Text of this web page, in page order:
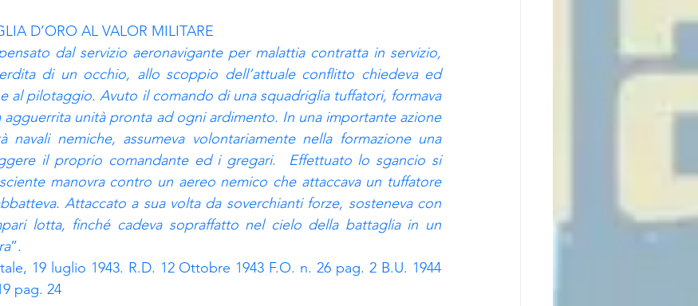
D’ORO AL VALOR MILITARE
dal servizio aeronavigante per malattia contratta in servizio,
di un occhio, allo scoppio dell’attuale conflitto chiedeva ed
al pilotaggio. Avuto il comando di una squadriglia tuffatori, formava
unità pronta ad ogni ardimento. In una importante azione
nemiche, assumeva volontariamente nella formazione una
il proprio comandante ed i gregari. Effettuato lo sgancio si
manovra contro un aereo nemico che attaccava un tuffatore
Attaccato a sua volta da soverchianti forze, sosteneva con
lotta, finché cadeva sopraffatto nel cielo della battaglia in un
”.
19 luglio 1943. R.D. 12 Ottobre 1943 F.O. n. 26 pag. 2 B.U. 1944
pag. 24